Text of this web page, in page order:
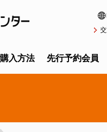
入方法 先行予約会員